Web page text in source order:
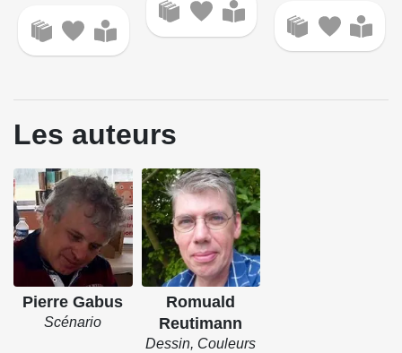
Les auteurs
Pierre Gabus
Scénario
Romuald
Reutimann
Dessin, Couleurs